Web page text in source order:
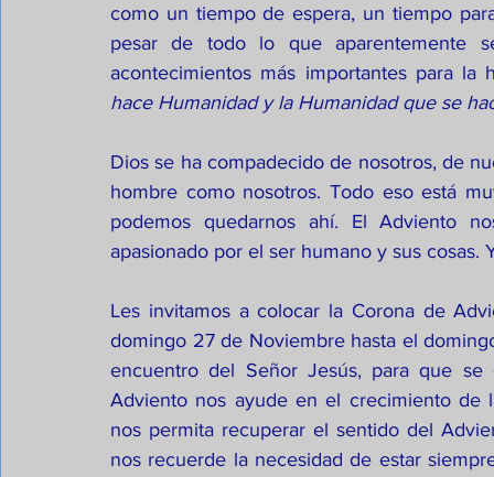
como un tiempo de espera, un tiempo
pesar de todo lo que aparentemente
acontecimientos más importantes para la
hace Humanidad y la Humanidad que se
Dios se ha compadecido de nosotros, de
hombre como nosotros. Todo eso está
podemos quedarnos ahí. El Adviento
apasionado por el ser humano y sus
Les invitamos a colocar la Corona de
domingo 27 de Noviembre hasta el
encuentro del Señor Jesús, para que
Adviento nos ayude en el crecimiento de
nos permita recuperar el sentido del
nos recuerde la necesidad de estar